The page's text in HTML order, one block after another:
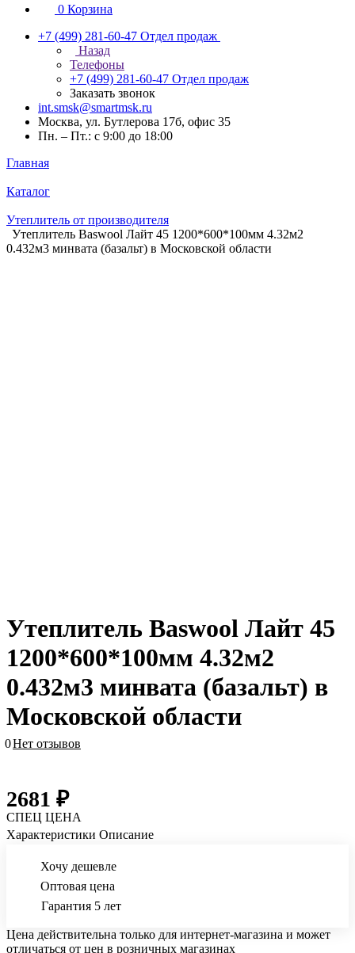
0 Корзина
+7 (499) 281-60-47 Отдел продаж
Назад
Телефоны
+7 (499) 281-60-47 Отдел продаж
Заказать звонок
int.smsk@smartmsk.ru
Москва, ул. Бутлерова 17б, офис 35
Пн. – Пт.: с 9:00 до 18:00
Главная
Каталог
Утеплитель от производителя
Утеплитель Baswool Лайт 45 1200*600*100мм 4.32м2
0.432м3 минвата (базальт) в Московской области
Утеплитель Baswool Лайт 45
1200*600*100мм 4.32м2
0.432м3 минвата (базальт) в
Московской области
0Нет отзывов
2681 ₽
СПЕЦ ЦЕНА
Характеристики Описание
Хочу дешевле
Оптовая цена
Гарантия 5 лет
Цена действительна только для интернет-магазина и может
отличаться от цен в розничных магазинах